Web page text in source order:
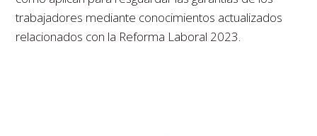
trabajadores mediante conocimientos actualizados
relacionados con la Reforma Laboral 2023.